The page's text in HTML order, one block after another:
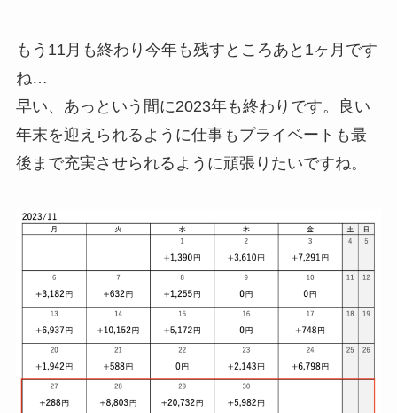
もう11月も終わり今年も残すところあと1ヶ月です
ね…
早い、あっという間に2023年も終わりです。良い
年末を迎えられるように仕事もプライベートも最
後まで充実させられるように頑張りたいですね。